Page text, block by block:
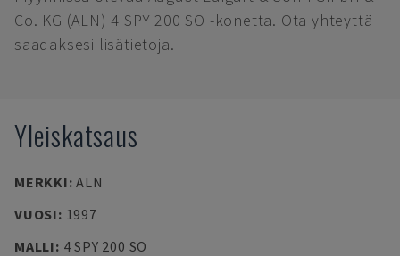
Co. KG (ALN) 4 SPY 200 SO -konetta. Ota yhteyttä
saadaksesi lisätietoja.
Yleiskatsaus
MERKKI:ALN
VUOSI: 1997
MALLI: 4 SPY 200 SO